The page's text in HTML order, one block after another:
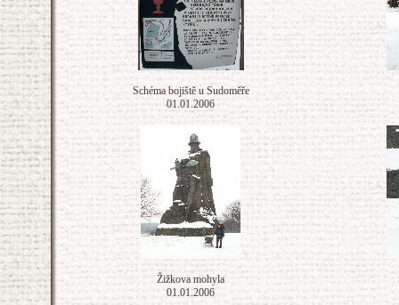
Schéma bojiště u Sudoměře
01.01.2006
Žižkova mohyla
01.01.2006